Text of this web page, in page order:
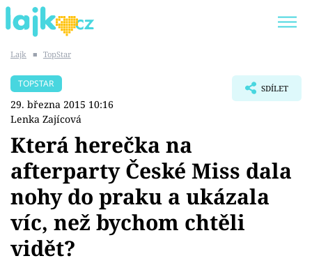
SHOPAHOLICADEL
Témata
Showbyznys
Youtubeři
Lajk ■ TopStar
TOPSTAR
29. března 2015 10:16
Lenka Zajícová
SDÍLET
Která herečka na
afterparty České Miss dala
nohy do praku a ukázala
víc, než bychom chtěli
vidět?